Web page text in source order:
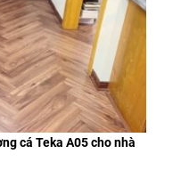
cá Teka A05 cho nhà